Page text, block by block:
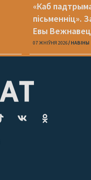
«Каб
пісьменніц».
Евы Вежнавец
07 ЖНІЎНЯ 2026 НАВІНЫ